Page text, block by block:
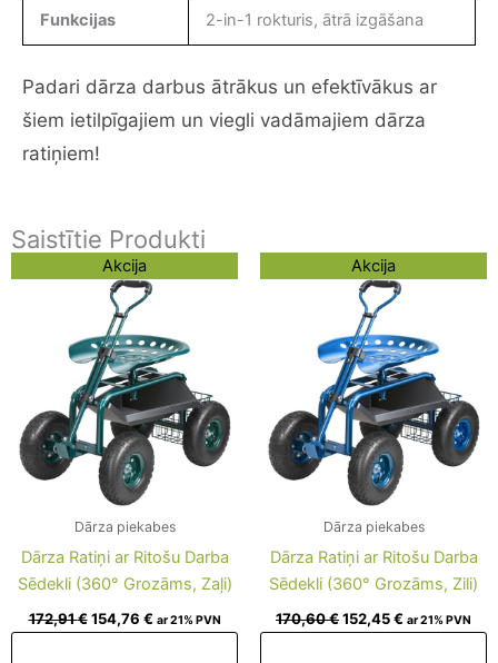
Funkcijas 2-in-1 rokturis, ātrā izgāšana
Padari dārza darbus ātrākus un efektīvākus ar
šiem ietilpīgajiem un viegli vadāmajiem dārza
ratiņiem!
Saistītie Produkti
Akcija
Dārza piekabes
Dārza Ratiņi ar Ritošu Darba
Sēdekli (360° Grozāms, Zaļi)
172,91€
Original
price
was:
172,91 €.
154,76 €
price
is:
ar 21% PVN
Akcija
Dārza piekabes
Dārza Ratiņi ar Ritošu Darba
Sēdekli (360° Grozāms, Zili)
170,60€
Original
price
was:
170,60 €.
152,45€
price
ar 21% PVN